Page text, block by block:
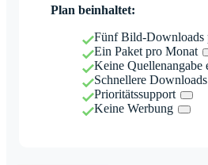
Plan beinhaltet:
Fünf Bild-Downloads
Ein Paket pro Monat
Keine Quellenangabe
Schnellere Downloads
Prioritätssupport
Keine Werbung